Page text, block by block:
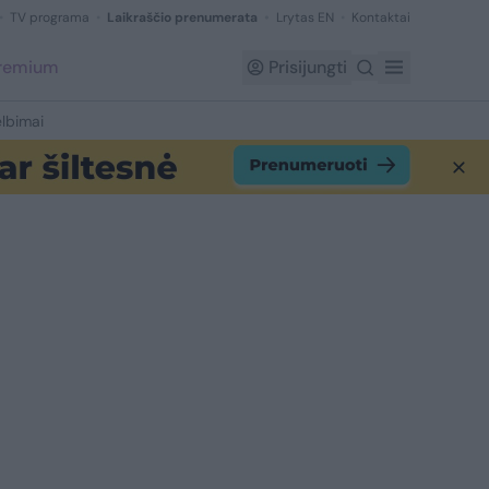
TV programa Laikraščio prenumerata Lrytas EN Kontaktai
Prisijungti